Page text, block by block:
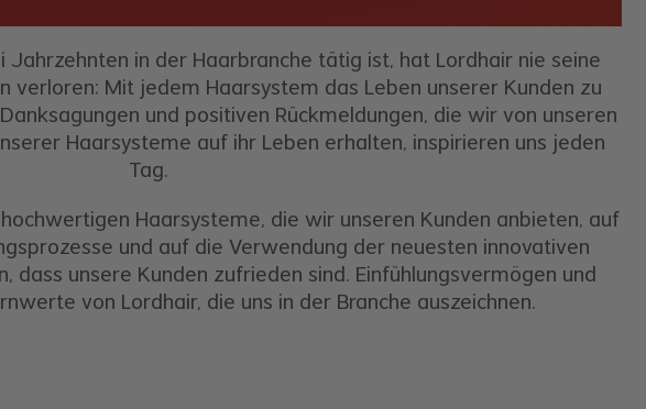
in der Haarbranche tätig ist, hat Lordhair nie seine
verloren: Mit jedem Haarsystem das Leben unserer Kunden zu
und positiven Rückmeldungen, die wir von unseren
Haarsysteme auf ihr Leben erhalten, inspirieren uns jeden
Tag.
Haarsysteme, die wir unseren Kunden anbieten, auf
und auf die Verwendung der neuesten innovativen
dass unsere Kunden zufrieden sind. Einfühlungsvermögen und
von Lordhair, die uns in der Branche auszeichnen.